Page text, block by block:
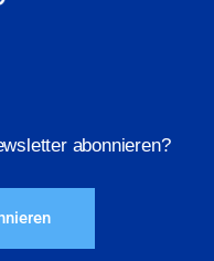
abonnieren?